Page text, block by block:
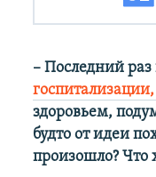
– Последний
здоровьем,
будто от идеи
произошло? Что